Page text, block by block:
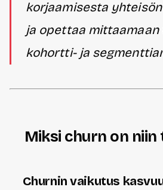
korjaamisesta
ja opettaa mittaamaan
kohortti- ja
Miksi churn on niin
Churnin vaikutus